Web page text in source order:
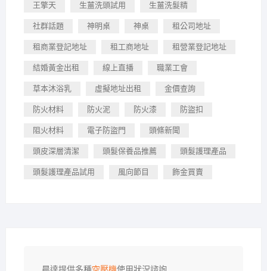
王擎天 生薑洗頭試用 生薑洗髮精
社群話題 神明桌 神桌 租公司地址
租商業登記地址 租工商地址 租營業登記地址
結婚黃金出租 線上直播 職業工會
草本沐浴乳 虛擬地址出租 金價查詢
防火材料 防火泥 防火漆 防盜扣
阻火材料 電子防盜門 頭條新聞
頭皮深層清潔 頭髮保養品推薦 頭髮護理產品
頭髮護理產品試用 風向節目 飾金買賣